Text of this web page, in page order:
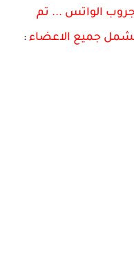
الواتس ... تم
جميع الاعضاء :